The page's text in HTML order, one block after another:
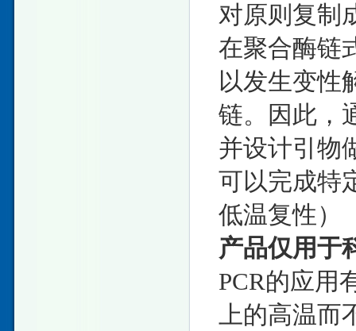
对原则复制
在聚合酶链
以发生变性
链。因此，
并设计引物
可以完成特
低温复性）
产品仅用于
PCR的应用
上的高温而